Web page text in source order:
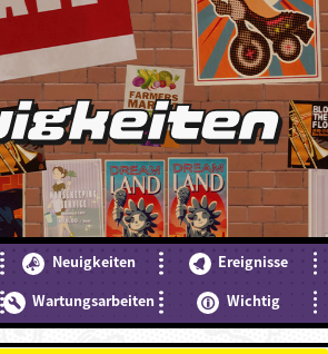
Neuigkeiten
Ereignisse
Wartungsarbeiten Wichtig